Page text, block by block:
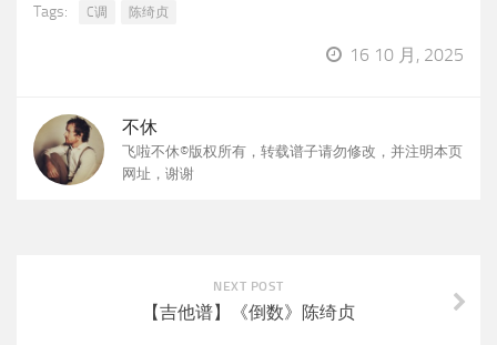
Tags: C调 陈绮贞
16 10 月, 2025
不休
飞啦不休©版权所有，转载谱子请勿修改，并注明本页
网址，谢谢
NEXT POST
【吉他谱】《倒数》陈绮贞